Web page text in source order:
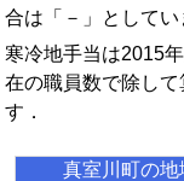
合は「－」としてい
寒冷地手当は2015
在の職員数で除し
す．
真室川町の